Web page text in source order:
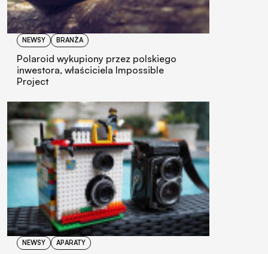
NEWSY BRANŻA
Polaroid wykupiony przez polskiego
inwestora, właściciela Impossible
Project
NEWSY APARATY